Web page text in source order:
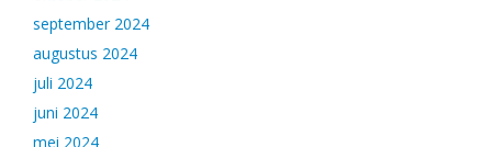
september 2024
augustus 2024
juli 2024
juni 2024
mei 2024